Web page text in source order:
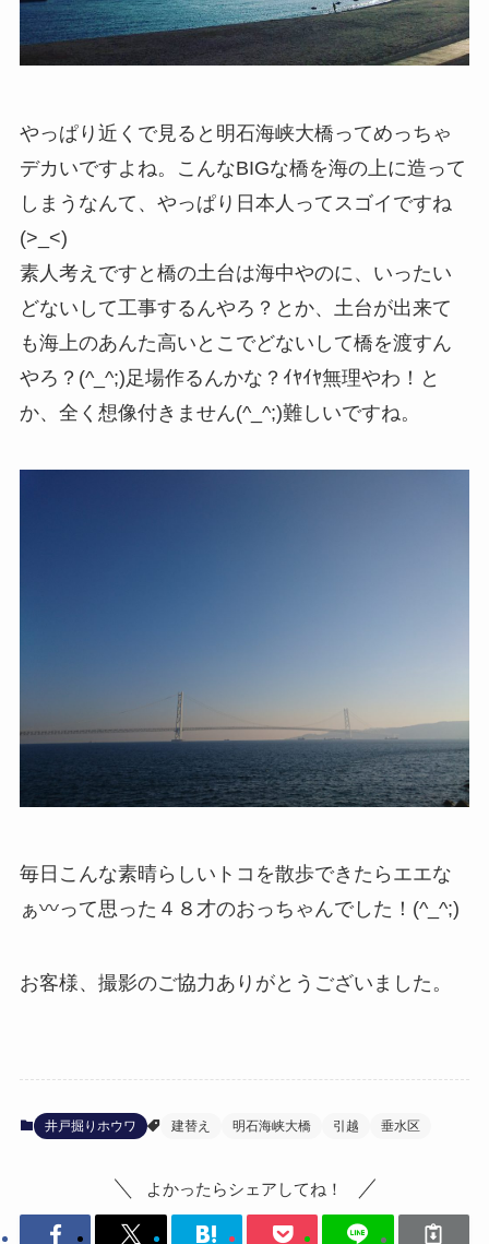
やっぱり近くで見ると明石海峡大橋ってめっちゃ
デカいですよね。こんなBIGな橋を海の上に造って
しまうなんて、やっぱり日本人ってスゴイですね
(>_<)
素人考えですと橋の土台は海中やのに、いったい
どないして工事するんやろ？とか、土台が出来て
も海上のあんた高いとこでどないして橋を渡すん
やろ？(^_^;)足場作るんかな？ｲﾔｲﾔ無理やわ！と
か、全く想像付きません(^_^;)難しいですね。
毎日こんな素晴らしいトコを散歩できたらエエな
ぁ〰️って思った４８才のおっちゃんでした！(^_^;)
お客様、撮影のご協力ありがとうございました。
井戸掘りホウワ 建替え 明石海峡大橋 引越 垂水区
よかったらシェアしてね！